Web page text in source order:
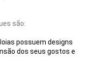
são:
possuem designs
dos seus gostos e